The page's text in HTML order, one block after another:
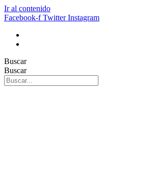
Ir al contenido
Facebook-f Twitter Instagram
Buscar
Buscar